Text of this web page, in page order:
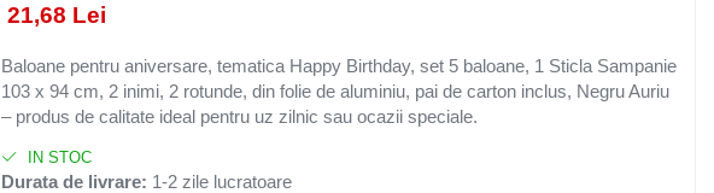
21,68 Lei
Baloane pentru aniversare, tematica Happy Birthday, set 5 baloane, 1 Sticla Sampanie
103 x 94 cm, 2 inimi, 2 rotunde, din folie de aluminiu, pai de carton inclus, Negru Auriu
– produs de calitate ideal pentru uz zilnic sau ocazii speciale.
IN STOC
Durata de livrare: 1-2 zile lucratoare